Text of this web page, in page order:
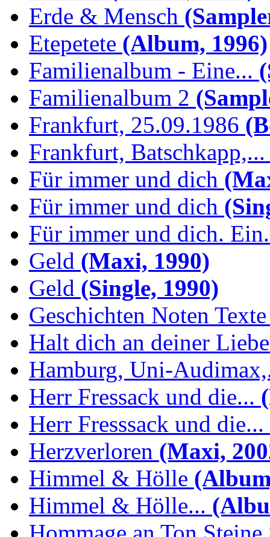
Erde & Mensch
Etepetete (Album, 1996)
Familienalbum - Eine...
Familienalbum 2
Frankfurt, 25.09.1986
Frankfurt, Batschkapp,...
Für immer und dich
Für immer und dich
Für immer und dich.
Geld (Maxi, 1990)
Geld (Single, 1990)
Geschichten Noten
Halt dich an deiner
Hamburg, Uni-
Herr Fressack und die...
Herr Fresssack und die...
Herzverloren (Maxi,
Himmel & Hölle
Himmel & Hölle...